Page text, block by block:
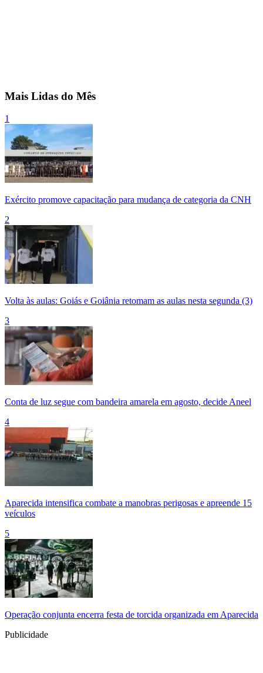
Mais Lidas do Mês
1
Exército promove capacitação para mudança de categoria da CNH
2
Volta às aulas: Goiás e Goiânia retomam as aulas nesta segunda (3)
3
Conta de luz segue com bandeira amarela em agosto, decide Aneel
4
Aparecida intensifica combate a manobras perigosas e apreende 15
veículos
5
Operação conjunta encerra festa de torcida organizada em Aparecida
Publicidade